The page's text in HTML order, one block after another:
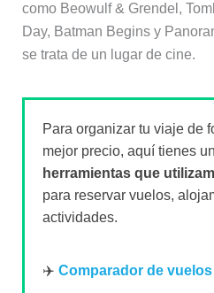
como Beowulf & Grendel,
Day, Batman Begins y
se trata de un lugar de cine.
Para organizar tu viaje de
mejor precio, aquí tienes
herramientas que
para reservar vuelos,
actividades.
✈️ Comparador de vuelos